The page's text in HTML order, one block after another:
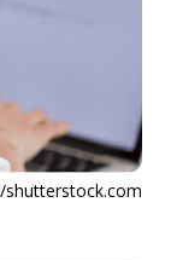
shutterstock.com